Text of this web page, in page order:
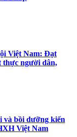
Việt Nam: Đạt
thực người dân,
và bồi dưỡng kiến
Việt Nam